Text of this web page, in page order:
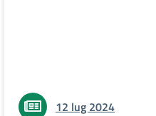
12 lug 2024